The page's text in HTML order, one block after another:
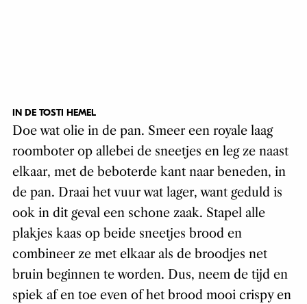
IN DE TOSTI HEMEL
Doe wat olie in de pan. Smeer een royale laag
roomboter op allebei de sneetjes en leg ze naast
elkaar, met de beboterde kant naar beneden, in
de pan. Draai het vuur wat lager, want geduld is
ook in dit geval een schone zaak. Stapel alle
plakjes kaas op beide sneetjes brood en
combineer ze met elkaar als de broodjes net
bruin beginnen te worden. Dus, neem de tijd en
spiek af en toe even of het brood mooi crispy en